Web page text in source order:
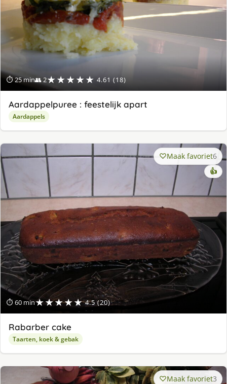
⏱ 25 min👥 2★★★★★ 4.61 (18)
Aardappelpuree : feestelijk apart
Aardappels
⏱ 60 min★★★★★ 4.5 (20)
Maak favoriet6
👍
Rabarber cake
Taarten, koek & gebak
Maak favoriet3